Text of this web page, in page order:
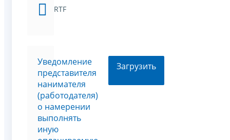
RTF
Уведомление
представителя
нанимателя
(работодателя)
о намерении
выполнять
иную
Загрузить